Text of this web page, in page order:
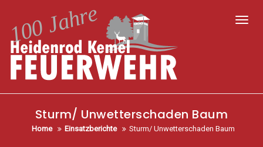
Sturm/ Unwetterschaden Baum
Home Einsatzberichte Sturm/ Unwetterschaden Baum